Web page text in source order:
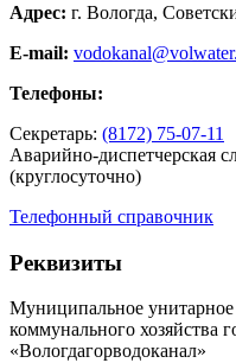
Адрес: г. Вологда,
E-mail:
Телефоны:
Секретарь: (8172) 75-07-11
Аварийно-диспетчерская
(круглосуточно)
Телефонный справочник
Реквизиты
Муниципальное
коммунального хозяйства
«Вологдагорводоканал»